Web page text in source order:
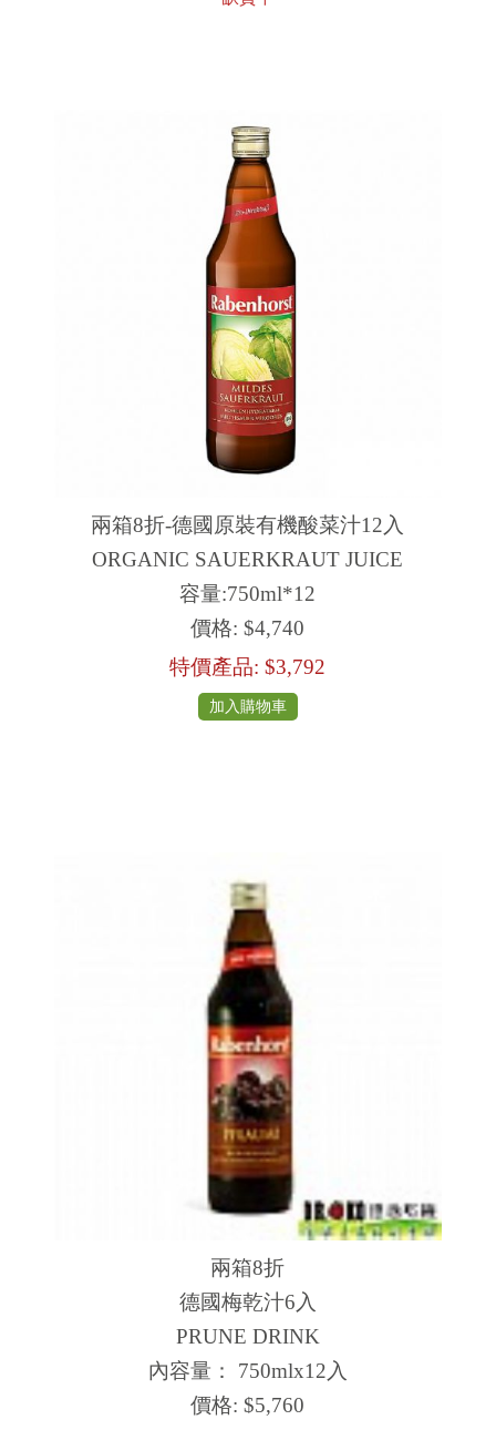
兩箱8折-德國原裝有機酸菜汁12入
ORGANIC SAUERKRAUT JUICE
容量:750ml*12
價格: $4,740
特價產品: $3,792
加入購物車
兩箱8折
德國梅乾汁6入
PRUNE DRINK
內容量： 750mlx12入
價格: $5,760